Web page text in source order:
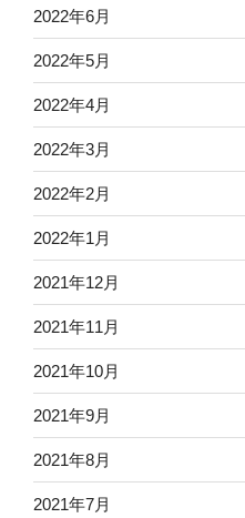
2022年6月
2022年5月
2022年4月
2022年3月
2022年2月
2022年1月
2021年12月
2021年11月
2021年10月
2021年9月
2021年8月
2021年7月